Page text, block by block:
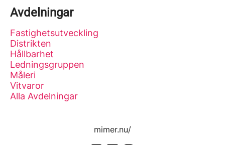
Avdelningar
Fastighetsutveckling
Distrikten
Hållbarhet
Ledningsgruppen
Måleri
Vitvaror
Alla Avdelningar
mimer.nu/